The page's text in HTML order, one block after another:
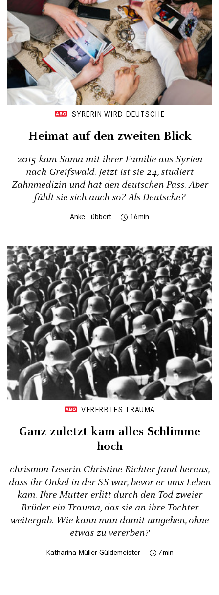
SYRERIN WIRD DEUTSCHE
Heimat auf den zweiten Blick
2015 kam Sama mit ihrer Familie aus Syrien
nach Greifswald. Jetzt ist sie 24, studiert
Zahnmedizin und hat den deutschen Pass. Aber
fühlt sie sich auch so? Als Deutsche?
Anke Lübbert 16
VERERBTES TRAUMA
Ganz zuletzt kam alles Schlimme
hoch
chrismon-Leserin Christine Richter fand heraus,
dass ihr Onkel in der SS war, bevor er ums Leben
kam. Ihre Mutter erlitt durch den Tod zweier
Brüder ein Trauma, das sie an ihre Tochter
weitergab. Wie kann man damit umgehen, ohne
etwas zu vererben?
Katharina Müller-Güldemeister 7